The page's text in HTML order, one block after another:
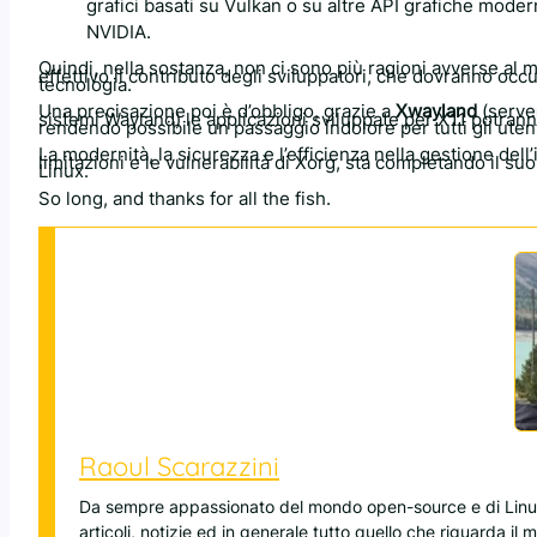
grafici basati su Vulkan o su altre API grafiche
NVIDIA.
Quindi, nella sostanza, non ci sono più ragioni avverse al
effettivo il contributo degli sviluppatori, che dovranno
tecnologia.
Una precisazione poi è d’obbligo, grazie aXwayland
sistemi Wayland) le applicazioni sviluppate per X11
rendendo possibile un passaggio indolore per tutti gli
La modernità, la sicurezza e l’efficienza nella gestione
limitazioni e le vulnerabilità di Xorg, sta completando il
Linux.
So long, and thanks for all the fish.
Raoul Scarazzini
Da sempre appassionato del mondo open-source e di
articoli, notizie ed in generale tutto quello che riguarda il